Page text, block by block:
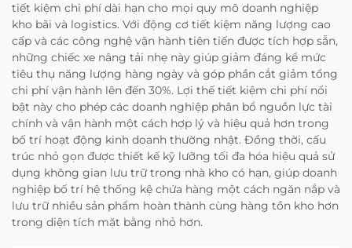
tiết kiệm chi phí dài hạn cho mọi quy mô doanh nghiệp
kho bãi và logistics. Với động cơ tiết kiệm năng lượng cao
cấp và các công nghệ vận hành tiên tiến được tích hợp sẵn,
những chiếc xe nâng tải nhẹ này giúp giảm đáng kể mức
tiêu thụ năng lượng hàng ngày và góp phần cắt giảm tổng
chi phí vận hành lên đến 30%. Lợi thế tiết kiệm chi phí nổi
bật này cho phép các doanh nghiệp phân bổ nguồn lực tài
chính và vận hành một cách hợp lý và hiệu quả hơn trong
bố trí hoạt động kinh doanh thường nhật. Đồng thời, cấu
trúc nhỏ gọn được thiết kế kỹ lưỡng tối đa hóa hiệu quả sử
dụng không gian lưu trữ trong nhà kho có hạn, giúp doanh
nghiệp bố trí hệ thống kệ chứa hàng một cách ngăn nắp và
lưu trữ nhiều sản phẩm hoàn thành cùng hàng tồn kho hơn
trong diện tích mặt bằng nhỏ hơn.